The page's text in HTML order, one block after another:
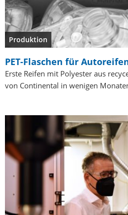
Produktion
PET-Flaschen für
Erste Reifen mit Polyester aus
von Continental in wenigen